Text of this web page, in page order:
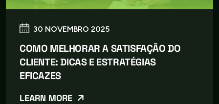
30 NOVEMBRO 2025
COMO MELHORAR A SATISFAÇÃO DO
CLIENTE: DICAS E ESTRATÉGIAS
EFICAZES
LEARN MORE